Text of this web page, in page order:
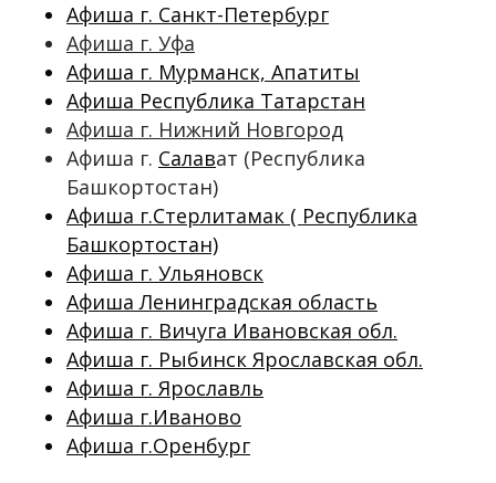
Афиша г. Санкт-Петербург
Афиша г. Уфа
Афиша г. Мурманск, Апатиты
Афиша Республика Татарстан
Афиша г. Нижний Новгород
Афиша г. Салават (Республика
Башкортостан)
Афиша г.Стерлитамак ( Республика
Башкортостан)
Афиша г. Ульяновск
Афиша Ленинградская область
Афиша г. Вичуга Ивановская обл.
Афиша г. Рыбинск Ярославская обл.
Афиша г. Ярославль
Афиша г.Иваново
Афиша г.Оренбург